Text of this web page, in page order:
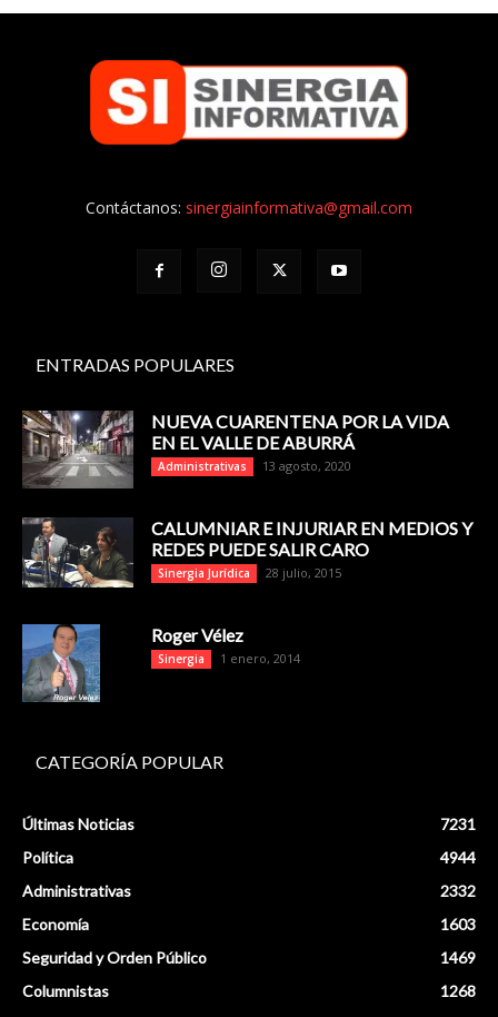
Contáctanos: sinergiainformativa@gmail.com
ENTRADAS POPULARES
NUEVA CUARENTENA POR LA VIDA
EN EL VALLE DE ABURRÁ
Administrativas 13 agosto, 2020
CALUMNIAR E INJURIAR EN MEDIOS Y
REDES PUEDE SALIR CARO
Sinergia Jurídica 28 julio, 2015
Roger Vélez
Sinergia 1 enero, 2014
CATEGORÍA POPULAR
Últimas Noticias
7231
Política
4944
Administrativas
2332
Economía
1603
Seguridad y Orden Público
1469
Columnistas
1268